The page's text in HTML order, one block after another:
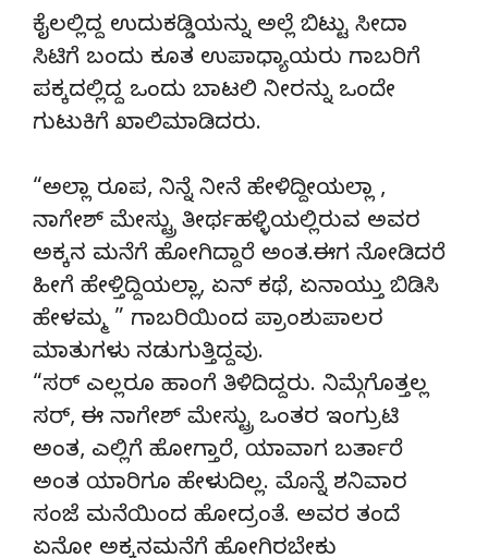
ಕೈಲಲ್ಲಿದ್ದ ಉದುಕಡ್ಡಿಯನ್ನು ಅಲ್ಲೆ ಬಿಟ್ಟು ಸೀದಾ
ಸಿಟಿಗೆ ಬಂದು ಕೂತ ಉಪಾಧ್ಯಾಯರು ಗಾಬರಿಗೆ
ಪಕ್ಕದಲ್ಲಿದ್ದ ಒಂದು ಬಾಟಲಿ ನೀರನ್ನು ಒಂದೇ
ಗುಟುಕಿಗೆ ಖಾಲಿಮಾಡಿದರು.
“ಅಲ್ಲಾ ರೂಪ, ನಿನ್ನೆ ನೀನೆ ಹೇಳಿದ್ದೀಯಲ್ಲಾ ,
ನಾಗೇಶ್ ಮೇಸ್ಟ್ರು ತೀರ್ಥಹಳ್ಳಿಯಲ್ಲಿರುವ ಅವರ
ಅಕ್ಕನ ಮನೆಗೆ ಹೋಗಿದ್ದಾರೆ ಅಂತ.ಈಗ ನೋಡಿದರೆ
ಹೀಗೆ ಹೇಳ್ತಿದ್ದಿಯಲ್ಲಾ, ಏನ್ ಕಥೆ, ಏನಾಯ್ತು ಬಿಡಿಸಿ
ಹೇಳಮ್ಮ ” ಗಾಬರಿಯಿಂದ ಪ್ರಾಂಶುಪಾಲರ
ಮಾತುಗಳು ನಡುಗುತ್ತಿದ್ದವು.
“ಸರ್ ಎಲ್ಲರೂ ಹಾಂಗೆ ತಿಳಿದಿದ್ದರು. ನಿಮ್ಗೆಗೊತ್ತಲ್ಲ
ಸರ್, ಈ ನಾಗೇಶ್ ಮೇಸ್ಟ್ರು ಒಂತರ ಇಂಗ್ರುಟಿ
ಅಂತ, ಎಲ್ಲಿಗೆ ಹೋಗ್ತಾರೆ, ಯಾವಾಗ ಬರ್ತಾರೆ
ಅಂತ ಯಾರಿಗೂ ಹೇಳುದಿಲ್ಲ. ಮೊನ್ನೆ ಶನಿವಾರ
ಸಂಜೆ ಮನೆಯಿಂದ ಹೋದ್ರಂತೆ. ಅವರ ತಂದೆ
ಏನೋ ಅಕ್ಕನಮನೆಗೆ ಹೋಗಿರಬೇಕು